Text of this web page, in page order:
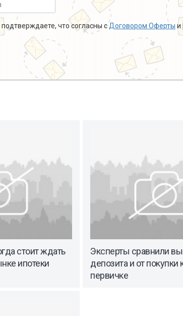
что согласны с Договором Оферты и
стоит ждать
ипотеки
Эксперты сравнили
депозита и от покупки
первичке